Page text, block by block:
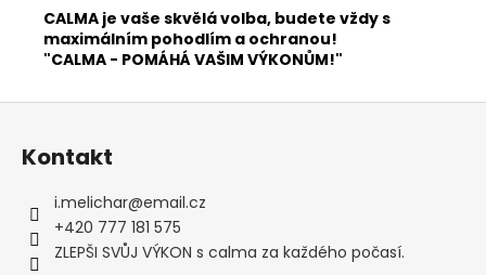
CALMA je vaše skvělá volba, budete vždy s
maximálním pohodlím a ochranou!
"CALMA - POMÁHÁ VAŠIM VÝKONŮM!"
Kontakt
i.melichar@email.cz
+420 777 181 575
ZLEPŠI SVŮJ VÝKON s calma za každého počasí.